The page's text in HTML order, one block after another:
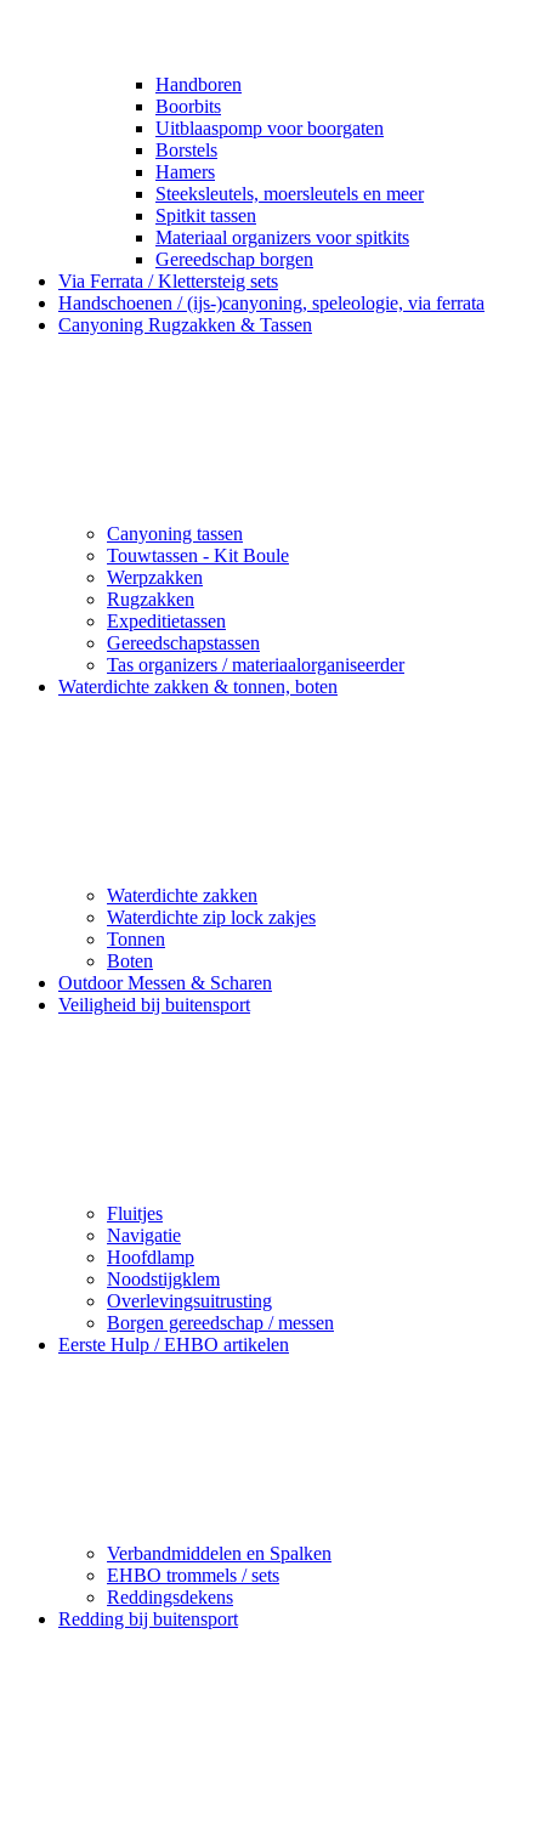
Handboren
Boorbits
Uitblaaspomp voor boorgaten
Borstels
Hamers
Steeksleutels, moersleutels en meer
Spitkit tassen
Materiaal organizers voor spitkits
Gereedschap borgen
Via Ferrata / Klettersteig sets
Handschoenen / (ijs-)canyoning, speleologie, via ferrata
Canyoning Rugzakken & Tassen
Canyoning tassen
Touwtassen - Kit Boule
Werpzakken
Rugzakken
Expeditietassen
Gereedschapstassen
Tas organizers / materiaalorganiseerder
Waterdichte zakken & tonnen, boten
Waterdichte zakken
Waterdichte zip lock zakjes
Tonnen
Boten
Outdoor Messen & Scharen
Veiligheid bij buitensport
Fluitjes
Navigatie
Hoofdlamp
Noodstijgklem
Overlevingsuitrusting
Borgen gereedschap / messen
Eerste Hulp / EHBO artikelen
Verbandmiddelen en Spalken
EHBO trommels / sets
Reddingsdekens
Redding bij buitensport